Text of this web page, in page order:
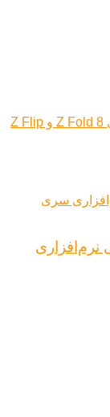
نرم‌افزاری